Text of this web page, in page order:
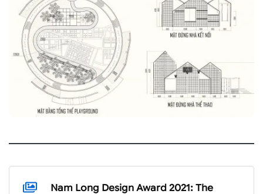
Nam Long Design Award 2021: The